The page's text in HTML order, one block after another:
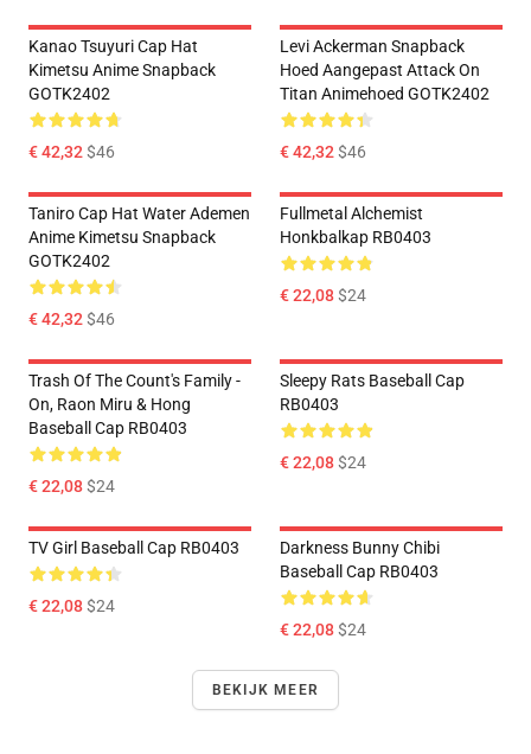
Kanao Tsuyuri Cap Hat
Kimetsu Anime Snapback
GOTK2402
€ 42,32$46
Levi Ackerman Snapback
Hoed Aangepast Attack On
Titan Animehoed GOTK2402
€ 42,32$46
Taniro Cap Hat Water Ademen
Anime Kimetsu Snapback
GOTK2402
€ 42,32$46
Fullmetal Alchemist
Honkbalkap RB0403
€ 22,08$24
Trash Of The Count's Family -
On, Raon Miru & Hong
Baseball Cap RB0403
€ 22,08$24
Sleepy Rats Baseball Cap
RB0403
€ 22,08$24
TV Girl Baseball Cap RB0403
€ 22,08$24
Darkness Bunny Chibi
Baseball Cap RB0403
€ 22,08$24
BEKIJK MEER